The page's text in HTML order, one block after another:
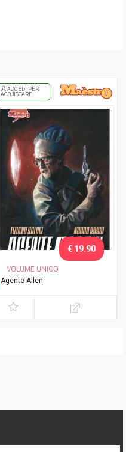
ACCEDI PER
ACQUISTARE
VOLUME UNICO
Agente Allen
€ 19.90